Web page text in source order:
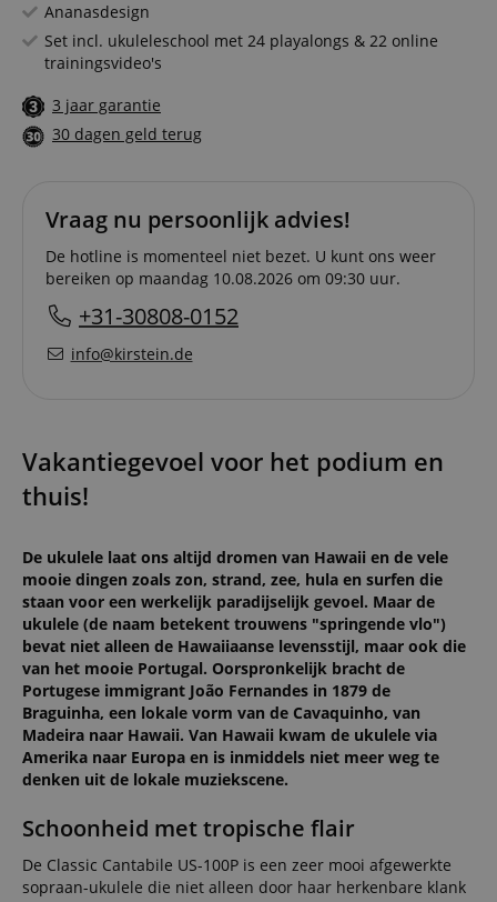
Ananasdesign
Set incl. ukuleleschool met 24 playalongs & 22 online
trainingsvideo's
3 jaar garantie
30 dagen geld terug
Vraag nu persoonlijk advies!
De hotline is momenteel niet bezet. U kunt ons weer
bereiken op maandag 10.08.2026 om 09:30 uur.
+31-30808-0152
info@kirstein.de
Vakantiegevoel voor het podium en
thuis!
De ukulele laat ons altijd dromen van Hawaii en de vele
mooie dingen zoals zon, strand, zee, hula en surfen die
staan voor een werkelijk paradijselijk gevoel. Maar de
ukulele (de naam betekent trouwens "springende vlo")
bevat niet alleen de Hawaiiaanse levensstijl, maar ook die
van het mooie Portugal. Oorspronkelijk bracht de
Portugese immigrant João Fernandes in 1879 de
Braguinha, een lokale vorm van de Cavaquinho, van
Madeira naar Hawaii. Van Hawaii kwam de ukulele via
Amerika naar Europa en is inmiddels niet meer weg te
denken uit de lokale muziekscene.
Schoonheid met tropische flair
De Classic Cantabile US-100P is een zeer mooi afgewerkte
sopraan-ukulele die niet alleen door haar herkenbare klank